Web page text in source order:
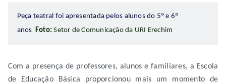
Peça teatral foi apresentada pelos alunos do 5º e 6º
anos Foto: Setor de Comunicação da URI Erechim
Com a presença de professores, alunos e familiares, a Escola
de Educação Básica proporcionou mais um momento de